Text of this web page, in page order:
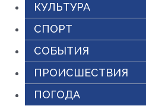
КУЛЬТУРА
СПОРТ
СОБЫТИЯ
ПРОИСШЕСТВИЯ
ПОГОДА